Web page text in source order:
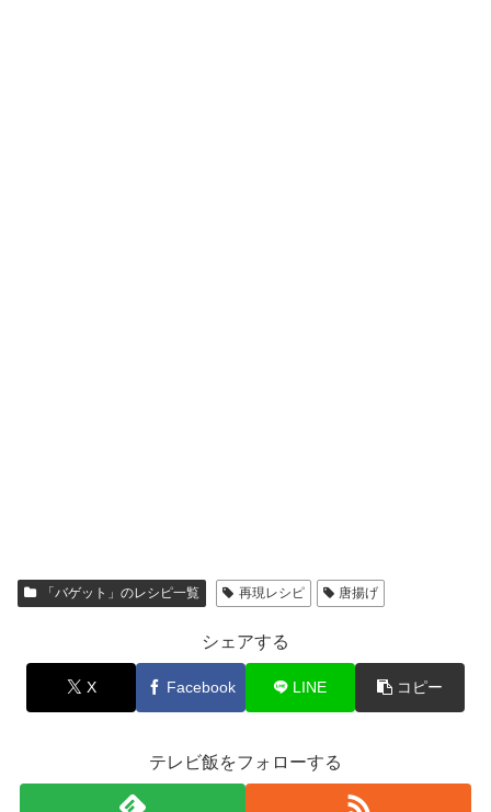
「バゲット」のレシピ一覧 再現レシピ 唐揚げ
シェアする
X Facebook LINE コピー
テレビ飯をフォローする